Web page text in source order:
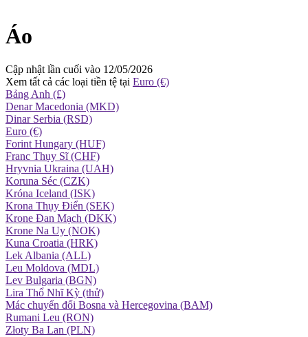
Áo
Cập nhật lần cuối vào 12/05/2026
Xem tất cả các loại tiền tệ tại Euro (€)
Bảng Anh (£)
Denar Macedonia (MKD)
Dinar Serbia (RSD)
Euro (€)
Forint Hungary (HUF)
Franc Thụy Sĩ (CHF)
Hryvnia Ukraina (UAH)
Koruna Séc (CZK)
Króna Iceland (ISK)
Krona Thụy Điển (SEK)
Krone Đan Mạch (DKK)
Krone Na Uy (NOK)
Kuna Croatia (HRK)
Lek Albania (ALL)
Leu Moldova (MDL)
Lev Bulgaria (BGN)
Lira Thổ Nhĩ Kỳ (thử)
Mác chuyển đổi Bosna và Hercegovina (BAM)
Rumani Leu (RON)
Złoty Ba Lan (PLN)